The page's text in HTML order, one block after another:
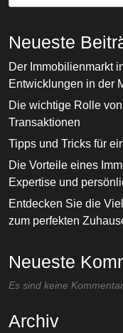
Neueste
Der Immobilienmarkt
Entwicklungen in der
Die wichtige Rolle
Transaktionen
Tipps und Tricks für
Die Vorteile eines
Expertise und
Entdecken Sie die
zum perfekten
Neueste
Es sind keine
Archiv